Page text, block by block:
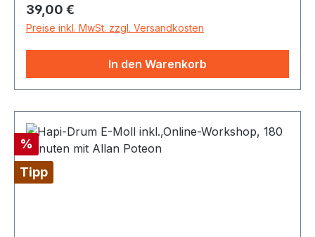
Regulärer Preis:
39,00 €
Preise inkl. MwSt. zzgl. Versandkosten
In den Warenkorb
Rabatt
%
Tipp